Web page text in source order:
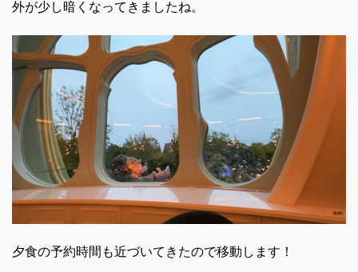
外が少し暗くなってきましたね。
夕食の予約時間も近づいてきたので移動します！